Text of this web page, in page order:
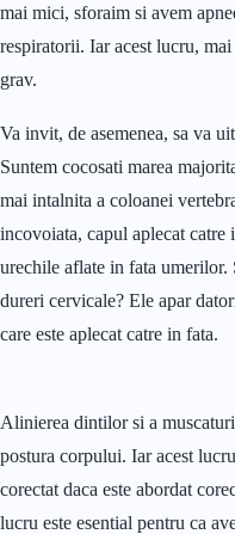
mai mici, sforaim si avem
respiratorii. Iar acest lucru,
grav.
Va invit, de asemenea, sa va
Suntem cocosati marea
mai intalnita a coloanei
incovoiata, capul aplecat catre
urechile aflate in fata
dureri cervicale? Ele apar
care este aplecat catre in fata.
Alinierea dintilor si a
postura corpului. Iar acest
corectat daca este abordat
lucru este esential pentru ca